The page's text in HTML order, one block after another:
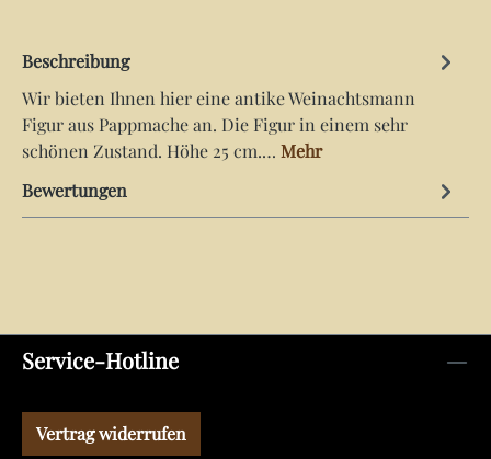
Beschreibung
Wir bieten Ihnen hier eine antike Weinachtsmann
Figur aus Pappmache an. Die Figur in einem sehr
schönen Zustand. Höhe 25 cm.… Mehr
Bewertungen
Service-Hotline
Vertrag widerrufen